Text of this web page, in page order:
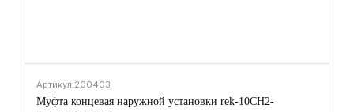
Артикул:200403
Муфта концевая наружной установки rek-10CH2-